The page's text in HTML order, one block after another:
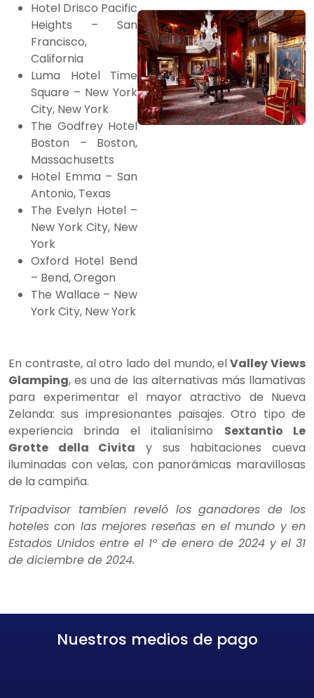
Hotel Drisco Pacific
Heights – San
Francisco,
California
Luma Hotel Time
Square – New York
City, New York
The Godfrey Hotel
Boston – Boston,
Massachusetts
Hotel Emma – San
Antonio, Texas
The Evelyn Hotel –
New York City, New
York
Oxford Hotel Bend
– Bend, Oregon
The Wallace – New
York City, New York
En contraste, al otro lado del mundo, elValley Views
Glamping, es una de las alternativas más llamativas
para experimentar el mayor atractivo de Nueva
Zelanda: sus impresionantes paisajes. Otro tipo de
experiencia brinda el italianísimo Sextantio Le
Grotte della Civita y sus habitaciones cueva
iluminadas con velas, con panorámicas maravillosas
de la campiña.
Tripadvisor tambíen reveló los ganadores de los
hoteles con las mejores reseñas en el mundo y en
Estados Unidos entre el 1º de enero de 2024 y el 31
de diciembre de 2024.
Nuestros medios de pago